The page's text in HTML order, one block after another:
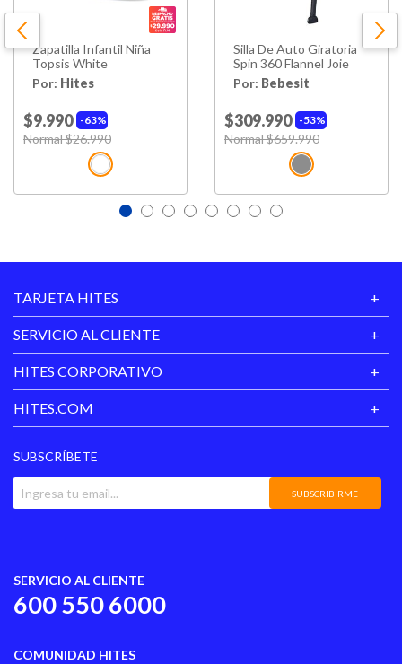
Cordones
Material Principal Poliuretano
Color
Zapatilla Infantil Niña
Topsis White
Por: Hites
63%
$9.990
Price reduced from
Normal $26.990
Silla De Auto Giratoria
Spin 360 Flannel Joie
Por: Bebesit
53%
$309.990
Price reduced from
Normal $659.990
TARJETA HITES
SERVICIO AL CLIENTE
HITES CORPORATIVO
HITES.COM
SUBSCRÍBETE
SUBSCRIBIRME
SERVICIO AL CLIENTE
600 550 6000
COMUNIDAD HITES